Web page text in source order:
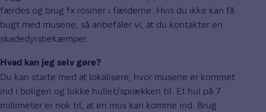
færdes og brug fx rosiner i fælderne. Hvis du ikke kan få
bugt med musene, så anbefaler vi, at du kontakter en
skadedyrsbekæmper.
Hvad kan jeg selv gøre?
Du kan starte med at lokalisere, hvor musene er kommet
ind i boligen og lukke hullet/sprækken til. Et hul på 7
millimeter er nok til, at en mus kan komme ind. Brug